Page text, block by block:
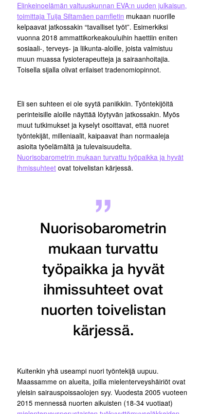
Elinkeinoelämän valtuuskunnan EVA:n uuden julkaisun,
toimittaja Tuija Siltamäen pamfletin mukaan nuorille
kelpaavat jatkossakin “tavalliset työt”. Esimerkiksi
vuonna 2018 ammattikorkeakouluihin haettiin eniten
sosiaali-, terveys- ja liikunta-aloille, joista valmistuu
muun muassa fysioterapeutteja ja sairaanhoitajia.
Toisella sijalla olivat erilaiset tradenomiopinnot.
Eli sen suhteen ei ole syytä paniikkiin. Työntekijöitä
perinteisille aloille näyttää löytyvän jatkossakin. Myös
muut tutkimukset ja kyselyt osoittavat, että nuoret
työntekijät, milleniaalit, kaipaavat ihan normaaleja
asioita työelämältä ja tulevaisuudelta.
Nuorisobarometrin mukaan turvattu työpaikka ja hyvät
ihmissuhteet ovat toivelistan kärjessä.
Nuorisobarometrin
mukaan turvattu
työpaikka ja hyvät
ihmissuhteet ovat
nuorten toivelistan
kärjessä.
Kuitenkin yhä useampi nuori työntekijä uupuu.
Maassamme on alueita, joilla mielenterveyshäiriöt ovat
yleisin sairauspoissaolojen syy. Vuodesta 2005 vuoteen
2015 mennessä nuorten aikuisten (18-34 vuotiaat)